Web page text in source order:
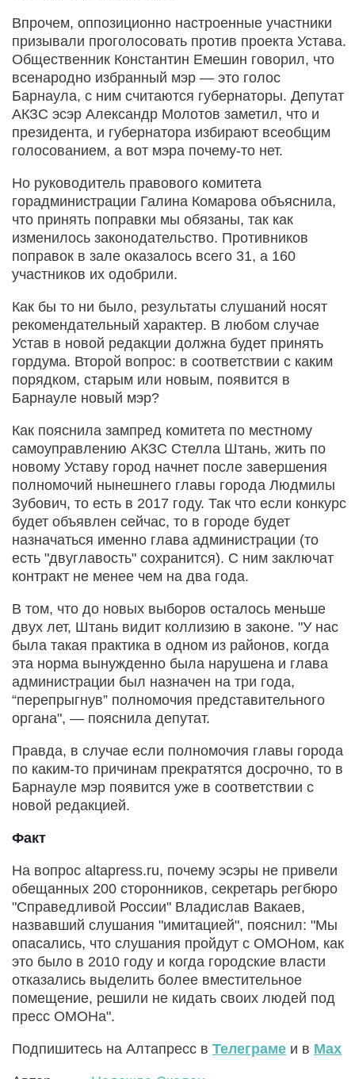
Впрочем, оппозиционно настроенные участники
призывали проголосовать против проекта Устава.
Общественник Константин Емешин говорил, что
всенародно избранный мэр — это голос
Барнаула, с ним считаются губернаторы. Депутат
АКЗС эсэр Александр Молотов заметил, что и
президента, и губернатора избирают всеобщим
голосованием, а вот мэра почему-то нет.
Но руководитель правового комитета
горадминистрации Галина Комарова объяснила,
что принять поправки мы обязаны, так как
изменилось законодательство. Противников
поправок в зале оказалось всего 31, а 160
участников их одобрили.
Как бы то ни было, результаты слушаний носят
рекомендательный характер. В любом случае
Устав в новой редакции должна будет принять
гордума. Второй вопрос: в соответствии с каким
порядком, старым или новым, появится в
Барнауле новый мэр?
Как пояснила зампред комитета по местному
самоуправлению АКЗС Стелла Штань, жить по
новому Уставу город начнет после завершения
полномочий нынешнего главы города Людмилы
Зубович, то есть в 2017 году. Так что если конкурс
будет объявлен сейчас, то в городе будет
назначаться именно глава администрации (то
есть "двуглавость" сохранится). С ним заключат
контракт не менее чем на два года.
В том, что до новых выборов осталось меньше
двух лет, Штань видит коллизию в законе. "У нас
была такая практика в одном из районов, когда
эта норма вынужденно была нарушена и глава
администрации был назначен на три года,
“перепрыгнув” полномочия представительного
органа", — пояснила депутат.
Правда, в случае если полномочия главы города
по каким-то причинам прекратятся досрочно, то в
Барнауле мэр появится уже в соответствии с
новой редакцией.
Факт
На вопрос altapress.ru, почему эсэры не привели
обещанных 200 сторонников, секретарь регбюро
"Справедливой России" Владислав Вакаев,
назвавший слушания "имитацией", пояснил: "Мы
опасались, что слушания пройдут с ОМОНом, как
это было в 2010 году и когда городские власти
отказались выделить более вместительное
помещение, решили не кидать своих людей под
пресс ОМОНа".
Подпишитесь на Алтапресс в Телеграме и в Max